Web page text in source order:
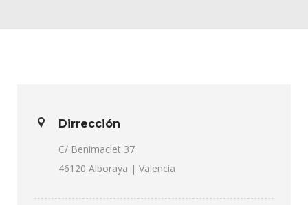
Dirrección
C/ Benimaclet 37
46120 Alboraya | Valencia